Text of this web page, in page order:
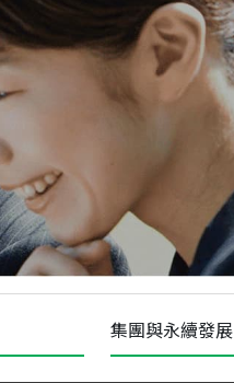
總價
490萬
1,808
集團與永續發展